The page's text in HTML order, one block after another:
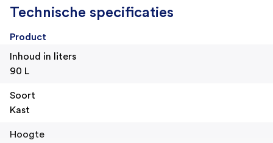
Technische specificaties
Product
Inhoud in liters
90 L
Soort
Kast
Hoogte